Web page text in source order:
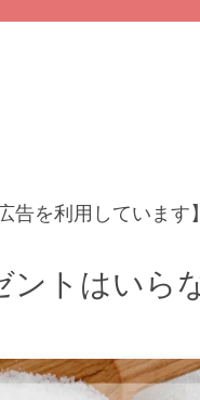
告を利用しています】
トはいら